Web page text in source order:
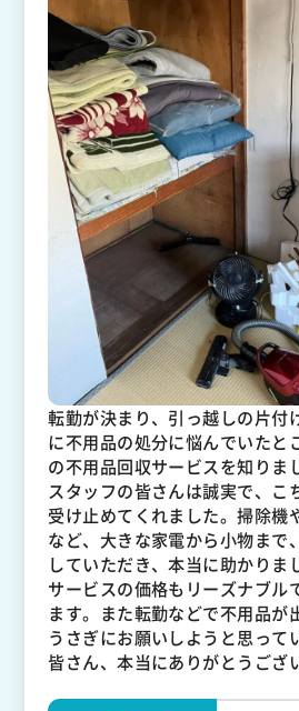
転勤が決まり、引っ越しの片付
に不用品の処分に悩んでいたと
の不用品回収サービスを知りま
スタッフの皆さんは誠実で、こ
受け止めてくれました。掃除機
など、大きな家電から小物まで
していただき、本当に助かりま
サービスの価格もリーズナブル
ます。また転勤などで不用品が
うさぎにお願いしようと思って
皆さん、本当にありがとうござ